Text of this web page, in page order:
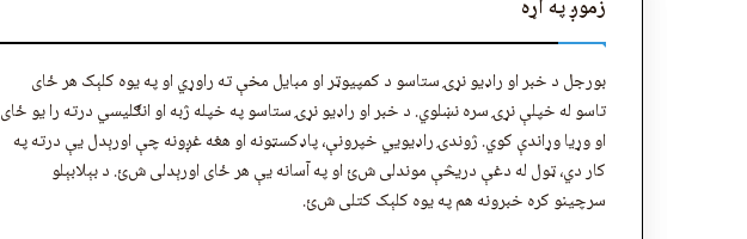
زموږ په اړه
بورجل د خبر او راډیو نړۍ ستاسو د کمپیوټر او مبایل مخې ته راوړي او په یوه کلېک هر ځای
تاسو له خپلې نړۍ سره نښلوي. د خبر او راډیو نړۍ ستاسو په خپله ژبه او انګلیسي درته را یو ځای
او وړیا وړاندې کوي. ژوندۍ راډيويي خپرونې، پاډکسټونه او هغه غږونه چې اورېدل یې درته په
کار دي، ټول له دغې دریڅې موندلی شﺉ او په آسانه يې هر ځای اورېدلی شﺉ. د بېلابېلو
سرچینو کره خبرونه هم په یوه کلېک کتلی شﺉ.